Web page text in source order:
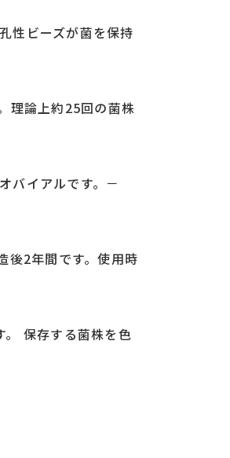
性ビーズが菌を保持
理論上約25回の菌株
バイアルです。－
後2年間です。使用時
保存する菌株を色